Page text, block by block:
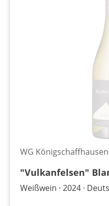
WG
"Vulkanfelsen"
Weißwein 2024